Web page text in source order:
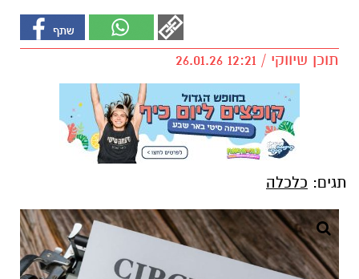
תוכן שיווקי / 12:21 26.01.26
תגים: כלכלה